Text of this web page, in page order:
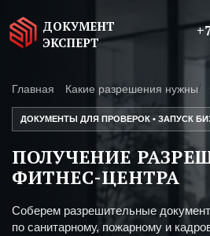
ДОКУМЕНТ
ЭКСПЕРТ
Главная Какие разрешения нужны
ДОКУМЕНТЫ ДЛЯ ПРОВЕРОК • ЗАПУСК
ПОЛУЧЕНИЕ
ФИТНЕС-ЦЕНТРА
Соберем разрешительные
по санитарному, пожарному и